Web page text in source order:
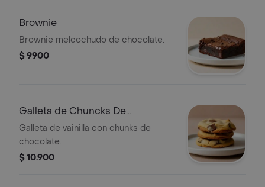
Brownie
Brownie melcochudo de chocolate.
$ 9900
Galleta de Chuncks De
Chocolate
Galleta de vainilla con chunks de
chocolate.
$ 10.900